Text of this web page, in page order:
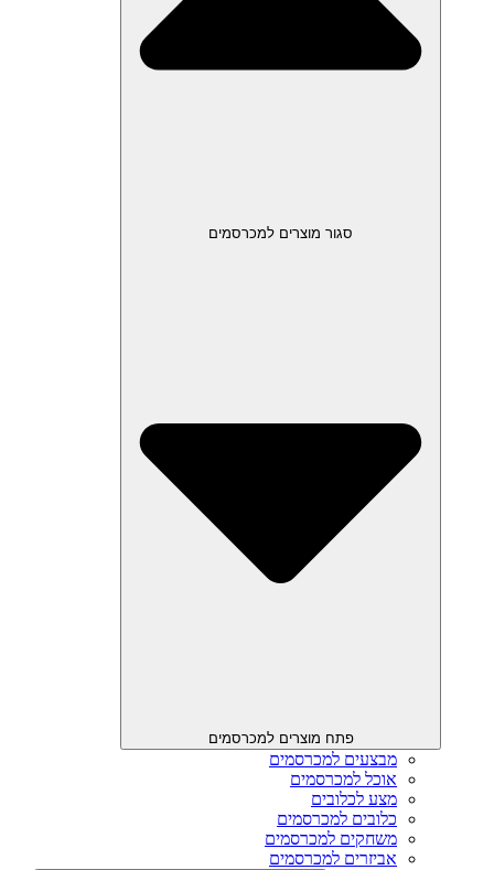
סגור מוצרים למכרסמים
פתח מוצרים למכרסמים
מבצעים למכרסמים
אוכל למכרסמים
מצע לכלובים
כלובים למכרסמים
משחקים למכרסמים
אביזרים למכרסמים